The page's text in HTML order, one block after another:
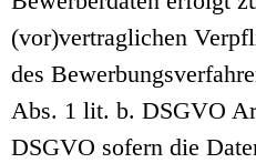
(vor)vertraglichen
des
Abs. 1 lit. b. DSGVO
DSGVO sofern die